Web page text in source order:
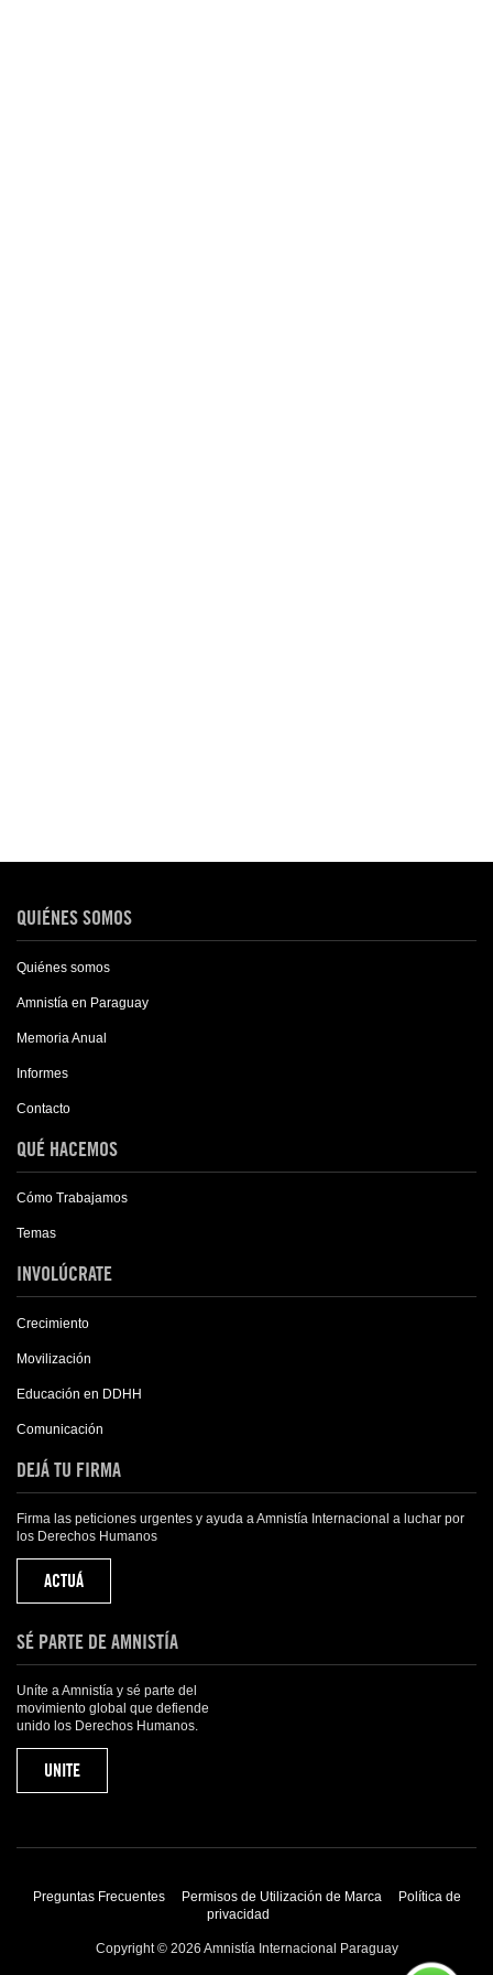
QUIÉNES SOMOS
Quiénes somos
Amnistía en Paraguay
Memoria Anual
Informes
Contacto
QUÉ HACEMOS
Cómo Trabajamos
Temas
INVOLÚCRATE
Crecimiento
Movilización
Educación en DDHH
Comunicación
DEJÁ TU FIRMA
Firma las peticiones urgentes y ayuda a Amnistía Internacional a luchar por
los Derechos Humanos
ACTUÁ
SÉ PARTE DE AMNISTÍA
Uníte a Amnistía y sé parte del
movimiento global que defiende
unido los Derechos Humanos.
UNITE
Preguntas Frecuentes Permisos de Utilización de Marca
Política de
privacidad
Copyright © 2026 Amnistía Internacional Paraguay